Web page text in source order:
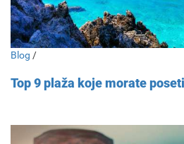
Blog /
Top 9 plaža koje morate